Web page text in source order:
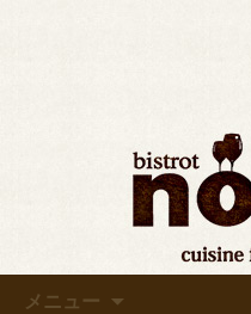
◆東京・秋
ー“bistrot
東京・秋葉原の
nous”の最新情
レンチが美味し
おすすめワイン
情報などさまざ
ので、ぜひご覧
メニュー